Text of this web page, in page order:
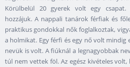
Körülbelül 20 gyerek volt egy
hozzájuk. A nappali tanárok férfiak és
praktikus gondokkal nők foglalkoztak,
a holmikat. Egy férfi és egy nő volt mindig
nevük is volt. A fiúknál a legnagyobbak
túl nem vettek föl. Az egész kivételes